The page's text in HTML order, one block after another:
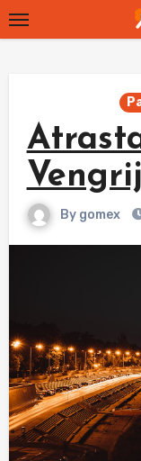
Skip
to
By gomex